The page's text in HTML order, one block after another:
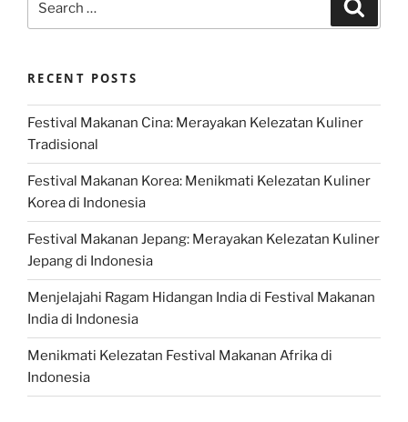
for:
RECENT POSTS
Festival Makanan Cina: Merayakan Kelezatan Kuliner
Tradisional
Festival Makanan Korea: Menikmati Kelezatan Kuliner
Korea di Indonesia
Festival Makanan Jepang: Merayakan Kelezatan Kuliner
Jepang di Indonesia
Menjelajahi Ragam Hidangan India di Festival Makanan
India di Indonesia
Menikmati Kelezatan Festival Makanan Afrika di
Indonesia